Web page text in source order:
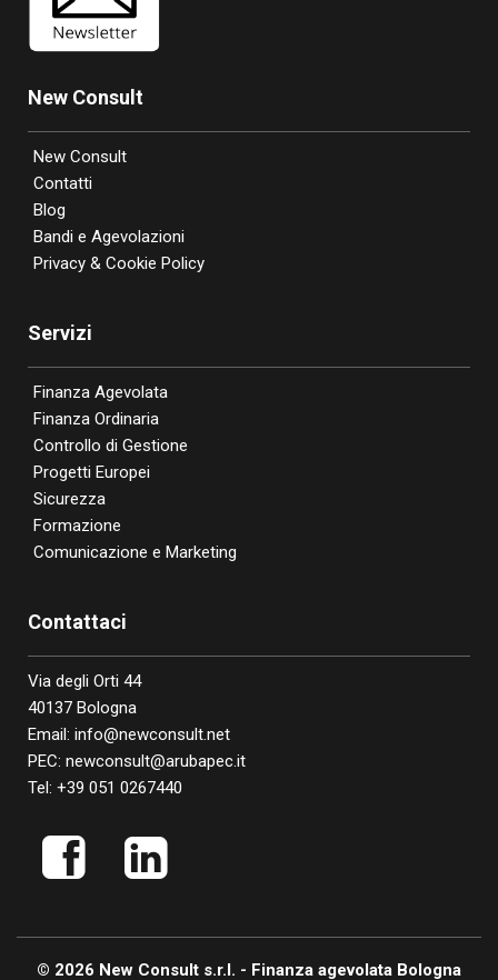
New Consult
New Consult
Contatti
Blog
Bandi e Agevolazioni
Privacy & Cookie Policy
Servizi
Finanza Agevolata
Finanza Ordinaria
Controllo di Gestione
Progetti Europei
Sicurezza
Formazione
Comunicazione e Marketing
Contattaci
Via degli Orti 44
40137 Bologna
Email: info@newconsult.net
PEC: newconsult@arubapec.it
Tel: +39 051 0267440
© 2026 New Consult s.r.l. - Finanza agevolata Bologna